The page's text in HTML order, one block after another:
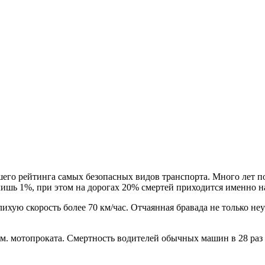
рейтинга самых безопасных видов транспорта. Много лет
1%, при этом на дорогах 20% смертей приходится именно
скорость более 70 км/час. Отчаянная бравада не только
мотопроката. Смертность водителей обычных машин в 28